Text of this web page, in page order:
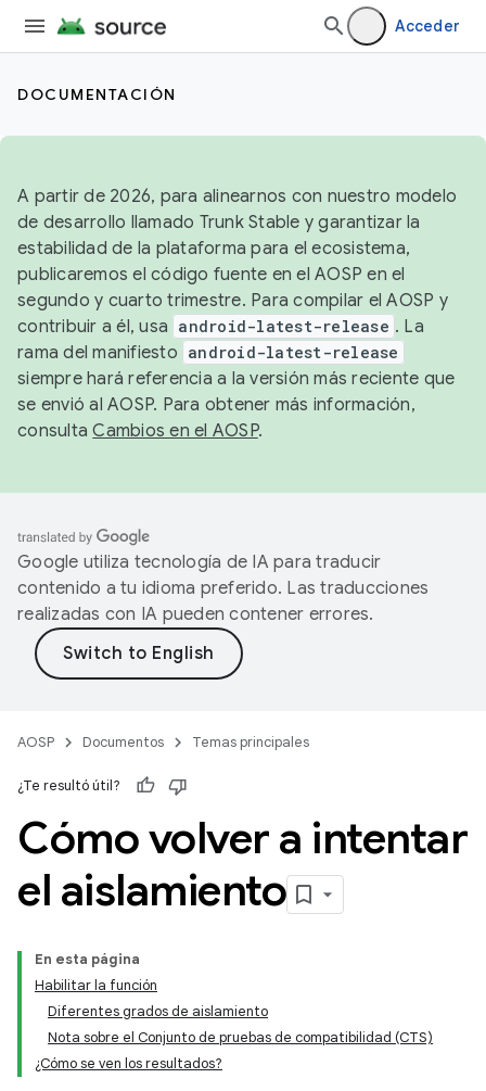
Acceder
DOCUMENTACIÓN
A partir de 2026, para alinearnos con nuestro modelo
de desarrollo llamado Trunk Stable y garantizar la
estabilidad de la plataforma para el ecosistema,
publicaremos el código fuente en el AOSP en el
segundo y cuarto trimestre. Para compilar el AOSP y
contribuir a él, usa android-latest-release . La
rama del manifiesto android-latest-release
siempre hará referencia a la versión más reciente que
se envió al AOSP. Para obtener más información,
consultaCambios en el AOSP.
Google utiliza tecnología de IA para traducir
contenido a tu idioma preferido. Las traducciones
realizadas con IA pueden contener errores.
AOSP Documentos Temas principales
¿Te resultó útil?
Cómo volver a intentar
el aislamiento
En esta página
Habilitar la función
Diferentes grados de aislamiento
Nota sobre el Conjunto de pruebas de compatibilidad (CTS)
¿Cómo se ven los resultados?